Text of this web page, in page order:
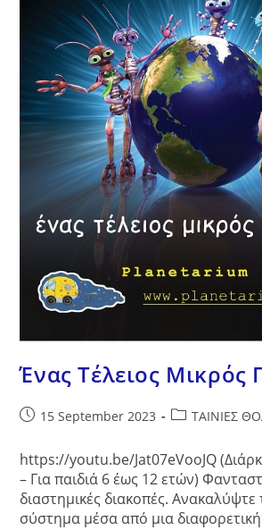
Ένας Τέλειος Μικρός
Post15 September 2023
PostΤΑΙΝΙΕΣ
https://youtu.be/Jat07eVooJQ
– Για παιδιά 6 έως 12 ετών)
διαστημικές διακοπές. Ανακαλύψτε
σύστημα μέσα από μια